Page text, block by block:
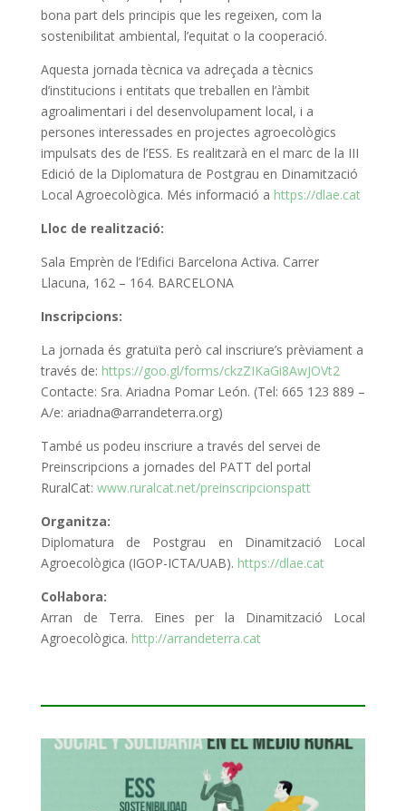
bona part dels principis que les regeixen, com la
sostenibilitat ambiental, l’equitat o la cooperació.
Aquesta jornada tècnica va adreçada a tècnics
d’institucions i entitats que treballen en l’àmbit
agroalimentari i del desenvolupament local, i a
persones interessades en projectes agroecològics
impulsats des de l’ESS. Es realitzarà en el marc de la III
Edició de la Diplomatura de Postgrau en Dinamització
Local Agroecològica. Més informació a https://dlae.cat
Lloc de realització:
Sala Emprèn de l’Edifici Barcelona Activa. Carrer
Llacuna, 162 – 164. BARCELONA
Inscripcions:
La jornada és gratuïta però cal inscriure’s prèviament a
través de: https://goo.gl/forms/ckzZIKaGi8AwJOVt2
Contacte: Sra. Ariadna Pomar León. (Tel: 665 123 889 –
A/e: ariadna@arrandeterra.org)
També us podeu inscriure a través del servei de
Preinscripcions a jornades del PATT del portal
RuralCat: www.ruralcat.net/preinscripcionspatt
Organitza:
Diplomatura de Postgrau en Dinamització Local
Agroecològica (IGOP-ICTA/UAB). https://dlae.cat
Col·labora:
Arran de Terra. Eines per la Dinamització Local
Agroecològica. http://arrandeterra.cat